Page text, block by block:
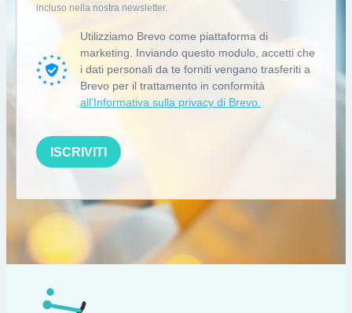
incluso nella nostra newsletter.
Utilizziamo Brevo come piattaforma di
marketing. Inviando questo modulo, accetti che
i dati personali da te forniti vengano trasferiti a
Brevo per il trattamento in conformità
all’Informativa sulla privacy di Brevo.
ISCRIVITI